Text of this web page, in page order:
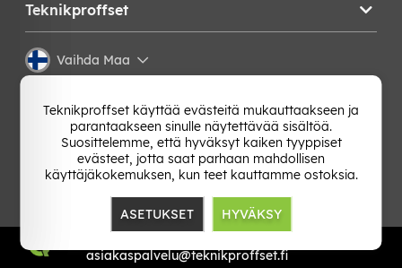
Teknikproffset
Vaihda Maa
asiakaspalvelu@teknikproffset.fi
Teknikproffset käyttää evästeitä mukauttaakseen ja
parantaakseen sinulle näytettävää sisältöä.
Suosittelemme, että hyväksyt kaiken tyyppiset
evästeet, jotta saat parhaan mahdollisen
käyttäjäkokemuksen, kun teet kauttamme ostoksia.
ASETUKSET HYVÄKSY